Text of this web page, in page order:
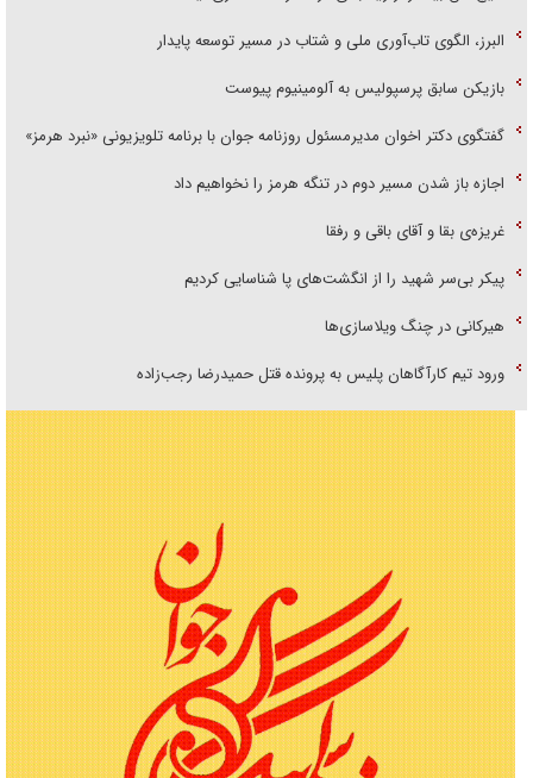
البرز، الگوی تاب‌آوری ملی و شتاب در مسیر توسعه پایدار
بازیکن سابق پرسپولیس به آلومینیوم پیوست
گفتگوی دکتر اخوان مدیرمسئول روزنامه جوان با برنامه تلویزیونی «نبرد هرمز»
اجازه باز شدن مسیر دوم در تنگه هرمز را نخواهیم داد
غریزه‌ی بقا و آقای باقی و رفقا
پیکر بی‌سر شهید را از انگشت‌های پا شناسایی کردیم
هیرکانی در چنگ ویلاسازی‌ها
ورود تیم کارآگاهان پلیس به پرونده قتل حمیدرضا رجب‌زاده